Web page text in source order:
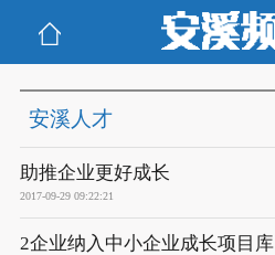
安溪人才
助推企业更好成长
2017-09-29 09:22:21
2企业纳入中小企业成长项目库